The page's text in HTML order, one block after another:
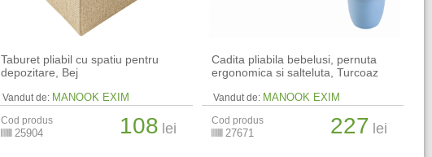
Taburet pliabil cu spatiu pentru
depozitare, Bej
Vandut de: MANOOK EXIM
Cod produs
25904 108 lei
Cadita pliabila bebelusi, pernuta
ergonomica si salteluta, Turcoaz
Vandut de: MANOOK EXIM
Cod produs
27671 227 lei